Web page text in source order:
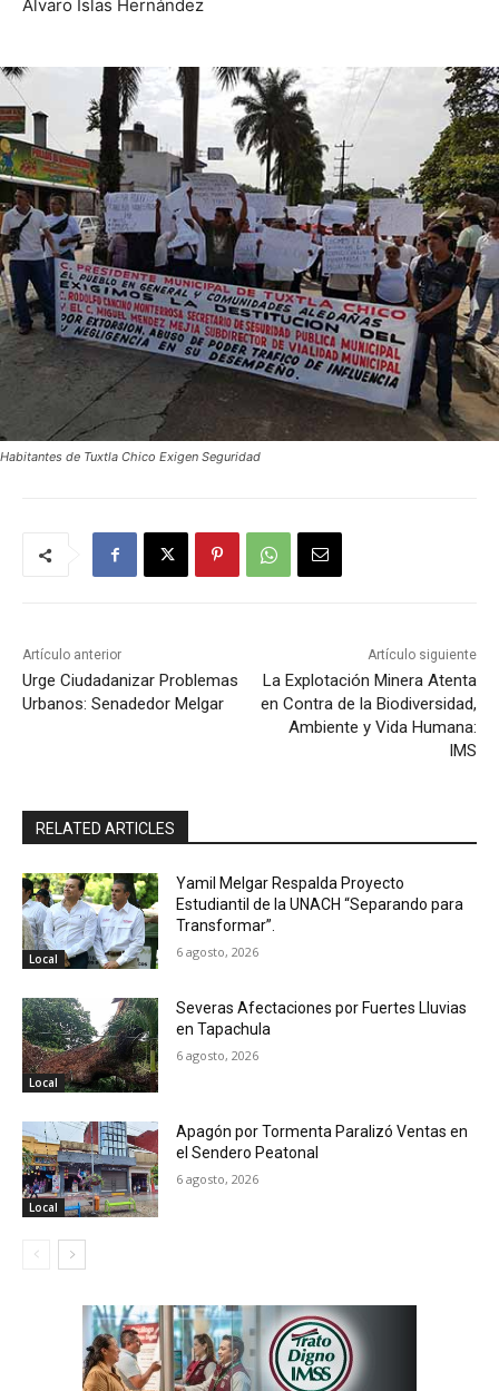
Álvaro Islas Hernández
Habitantes de Tuxtla Chico Exigen Seguridad
Artículo anterior
Urge Ciudadanizar Problemas
Urbanos: Senadedor Melgar
Artículo siguiente
La Explotación Minera Atenta
en Contra de la Biodiversidad,
Ambiente y Vida Humana:
IMS
RELATED ARTICLES
Local
Yamil Melgar Respalda Proyecto
Estudiantil de la UNACH “Separando para
Transformar”.
6 agosto, 2026
Local
Severas Afectaciones por Fuertes Lluvias
en Tapachula
6 agosto, 2026
Local
Apagón por Tormenta Paralizó Ventas en
el Sendero Peatonal
6 agosto, 2026